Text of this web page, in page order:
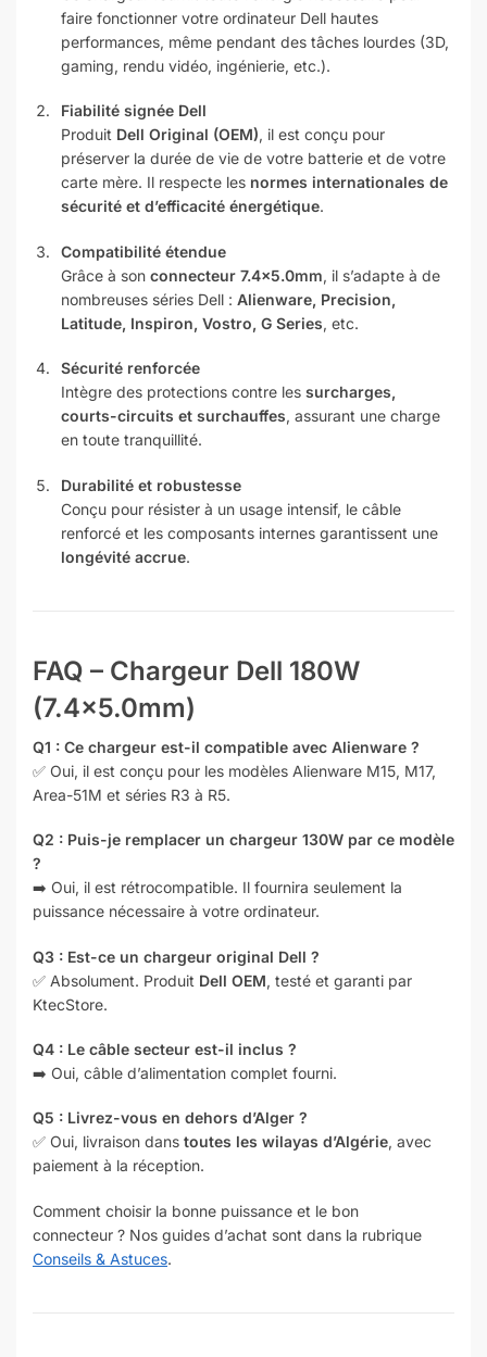
faire fonctionner votre ordinateur Dell hautes
performances, même pendant des tâches lourdes (3D,
gaming, rendu vidéo, ingénierie, etc.).
Fiabilité signée Dell
Produit Dell Original (OEM), il est conçu pour
préserver la durée de vie de votre batterie et de votre
carte mère. Il respecte les normes internationales de
sécurité et d’efficacité énergétique.
Compatibilité étendue
Grâce à son connecteur 7.4×5.0mm, il s’adapte à de
nombreuses séries Dell : Alienware, Precision,
Latitude, Inspiron, Vostro, G Series, etc.
Sécurité renforcée
Intègre des protections contre les surcharges,
courts-circuits et surchauffes, assurant une charge
en toute tranquillité.
Durabilité et robustesse
Conçu pour résister à un usage intensif, le câble
renforcé et les composants internes garantissent une
longévité accrue.
FAQ – Chargeur Dell 180W
(7.4×5.0mm)
Q1 : Ce chargeur est-il compatible avec Alienware ?
✅ Oui, il est conçu pour les modèles Alienware M15, M17,
Area-51M et séries R3 à R5.
Q2 : Puis-je remplacer un chargeur 130W par ce modèle
?
➡️ Oui, il est rétrocompatible. Il fournira seulement la
puissance nécessaire à votre ordinateur.
Q3 : Est-ce un chargeur original Dell ?
✅ Absolument. Produit Dell OEM, testé et garanti par
KtecStore.
Q4 : Le câble secteur est-il inclus ?
➡️ Oui, câble d’alimentation complet fourni.
Q5 : Livrez-vous en dehors d’Alger ?
✅ Oui, livraison dans toutes les wilayas d’Algérie, avec
paiement à la réception.
Comment choisir la bonne puissance et le bon
connecteur ? Nos guides d’achat sont dans la rubrique
Conseils & Astuces.